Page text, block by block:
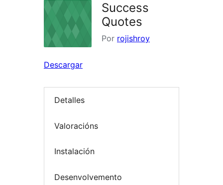
Success
Quotes
Por rojishroy
Descargar
Detalles
Valoracións
Instalación
Desenvolvemento